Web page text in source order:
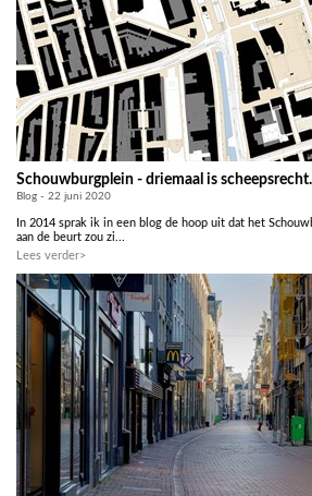
Schouwburgplein - driemaal is
Blog - 22 juni 2020
In 2014 sprak ik in een blog de hoop uit dat het
aan de beurt zou zi...
Lees verder>